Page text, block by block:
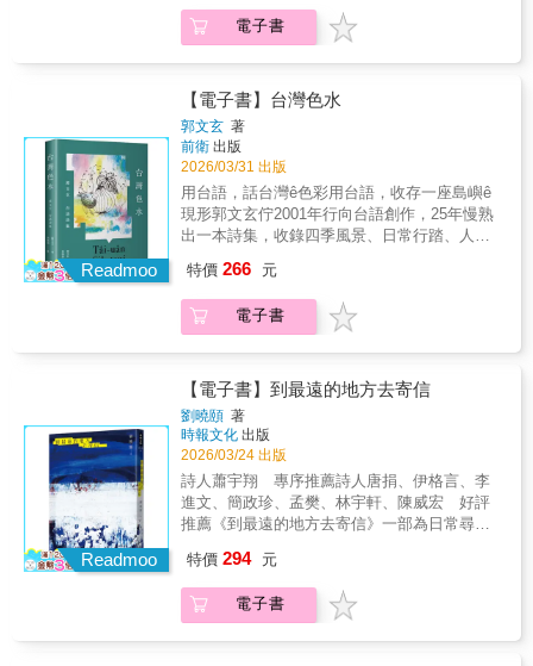
隸屬前瞻及內觀。汪啟疆藉由詩句，滔滔不斷
如浪花，拍打出晶瑩的水珠，企圖呈現出人與
大海的歸納和血脈，不只寫海更是寫人。本書
獲高雄市政府文化局2025書寫高雄出版獎助
槨裡，也是他人對我們最後的安排。之間多少
劫難？多少瀕死的嚮往？撲向劫難，或許是人
過萬千劫難，才能成為更好的自己。
電子書
Readmoo
【電子書】台灣色水
郭文玄 著
前衛 出版
2026/03/31 出版
用台語，話台灣ê色彩用台語，收存一座島嶼ê
現形郭文玄佇2001年行向台語創作，25年慢熟
出一本詩集，收錄四季風景、日常行踏、人文
ê風，也寫一代一代ê台灣人。詩人ê筆，親像水
彩，一層一層點畫、渲染，描摹出心肝總是數
念ê、屬於台灣ê色水。有時深，有時清，每一
的台語文學撐起一片天。」──宋澤萊（國家文
藝獎得主）【起鼓贊聲】王羅蜜多（作家）方
耀乾（台中教育大學台語系前特聘教授兼系主
任）劉騰文（文史藝術工作者）（按姓氏筆畫
排序）※台文戰線雜誌社贊助出版
特價 266 元
電子書
Readmoo
【電子書】到最遠的地方去寄信
劉曉頤 著
時報文化 出版
2026/03/24 出版
詩人蕭宇翔 專序推薦詩人唐捐、伊格言、李
進文、簡政珍、孟樊、林宇軒、陳威宏 好評
推薦《到最遠的地方去寄信》一部為日常尋找
塞、破毛毯與清晨的吐司等意象，把貧窮與疲
憊化為細膩的溫柔。輯一〈妳所尋獲的生活〉
從白色煙紙店、晨禱與貓咪開始，書寫在清
特價 294 元
電子書